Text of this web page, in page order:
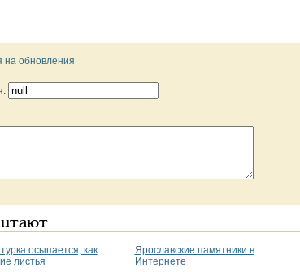
на обновления
осыпается, как
листья
Ярославские памятники в
Интернете